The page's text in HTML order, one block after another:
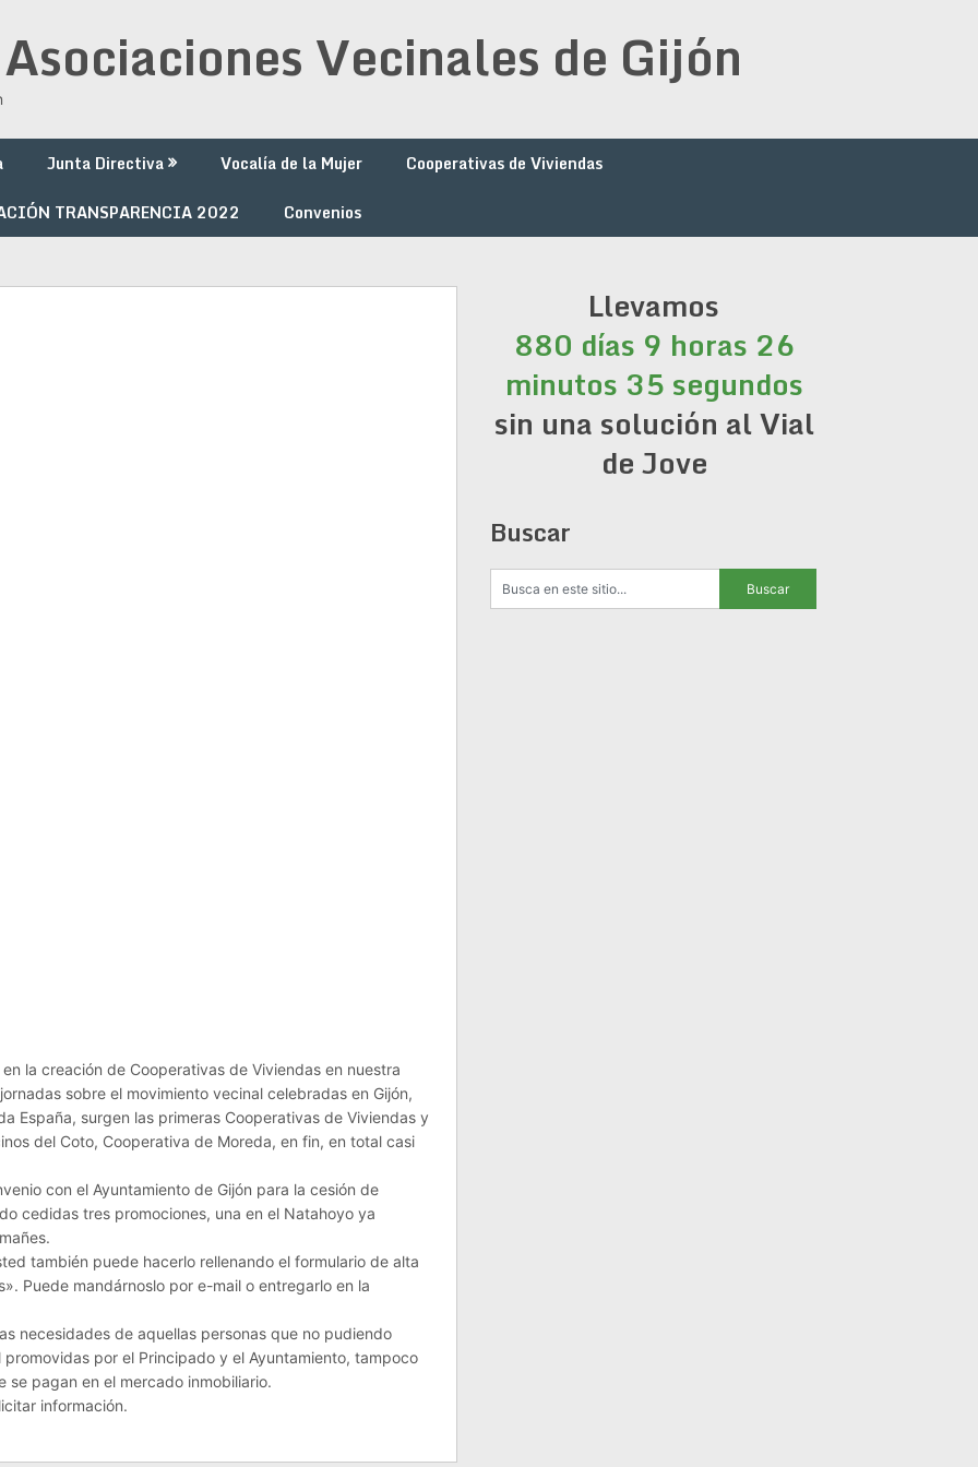
Vecinales de Gijón
Junta Directiva Vocalía de la Mujer
Cooperativas de Viviendas
TRANSPARENCIA 2022 Convenios
la creación de Cooperativas de Viviendas en nuestra
sobre el movimiento vecinal celebradas en Gijón,
España, surgen las primeras Cooperativas de Viviendas y
del Coto, Cooperativa de Moreda, en fin, en total casi
con el Ayuntamiento de Gijón para la cesión de
cedidas tres promociones, una en el Natahoyo ya
también puede hacerlo rellenando el formulario de alta
Puede mandárnoslo por e-mail o entregarlo en la
necesidades de aquellas personas que no pudiendo
por el Principado y el Ayuntamiento, tampoco
pagan en el mercado inmobiliario.
información.
Llevamos
880 días 9 horas 26
minutos 36 segundos
sin una solución al Vial
de Jove
Buscar